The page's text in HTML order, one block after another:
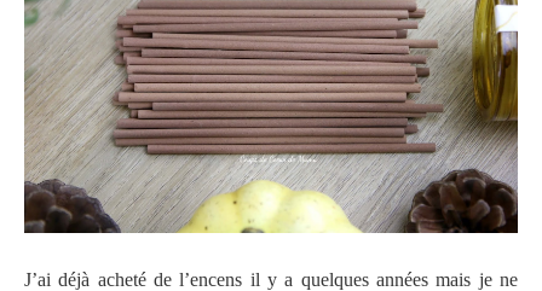
J’ai déjà acheté de l’encens il y a quelques années mais je ne